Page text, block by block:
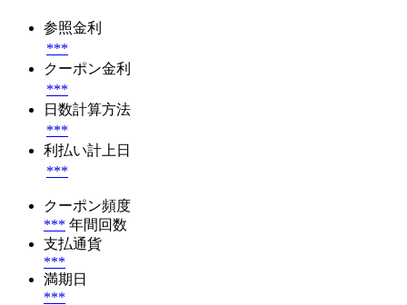
参照金利
***
クーポン金利
***
日数計算方法
***
利払い計上日
***
クーポン頻度
*** 年間回数
支払通貨
***
満期日
***